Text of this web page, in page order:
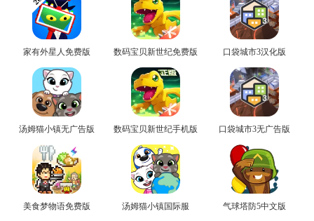
家有外星人免费版 数码宝贝新世纪免费版 口袋城市3汉化版
汤姆猫小镇无广告版 数码宝贝新世纪手机版 口袋城市3无广告版
美食梦物语免费版 汤姆猫小镇国际服 气球塔防5中文版